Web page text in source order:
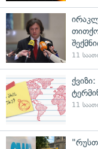
11
11